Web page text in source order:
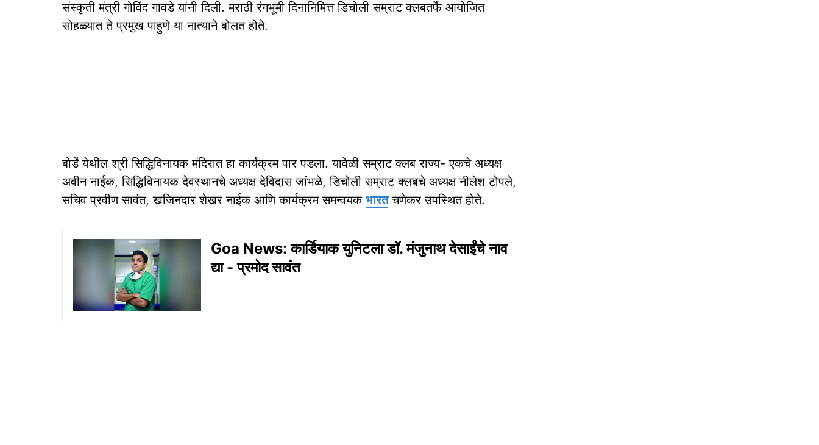
संस्कृती मंत्री गोविंद गावडे यांनी दिली. मराठी रंगभूमी दिनानिमित्त डिचोली सम्राट क्लबतर्फे आयोजित
सोहळ्यात ते प्रमुख पाहुणे या नात्याने बोलत होते.
बोर्डे येथील श्री सिद्धिविनायक मंदिरात हा कार्यक्रम पार पडला. यावेळी सम्राट क्लब राज्य- एकचे अध्यक्ष
अवीन नाईक, सिद्धिविनायक देवस्थानचे अध्यक्ष देविदास जांभळे, डिचोली सम्राट क्लबचे अध्यक्ष नीलेश टोपले,
सचिव प्रवीण सावंत, खजिनदार शेखर नाईक आणि कार्यक्रम समन्वयक भारतचणेकर उपस्थित होते.
Goa News: कार्डियाक युनिटला डॉ. मंजुनाथ देसाईंचे नाव
द्या - प्रमोद सावंत